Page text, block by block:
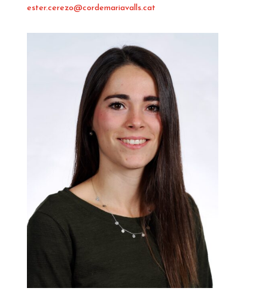
ester.cerezo@cordemariavalls.cat